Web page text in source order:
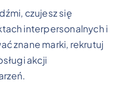
czujesz się
interpersonalnych i
znane marki, rekrutuj
akcji